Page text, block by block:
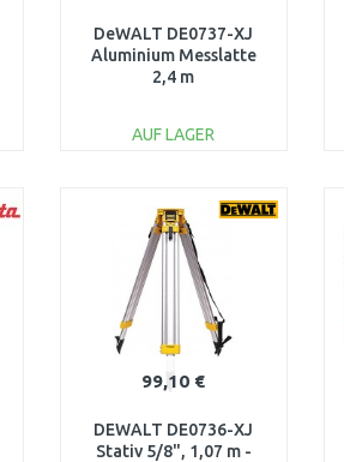
DeWALT DE0737-XJ
Aluminium Messlatte
2,4 m
AUF LAGER
Vergleichen
99,10 €
DEWALT DE0736-XJ
Stativ 5/8", 1,07 m -